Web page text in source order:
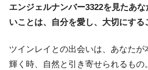
エンジェルナンバー3322を見たあ
いことは、自分を愛し、大切にする
ツインレイとの出会いは、あなたが
輝く時、自然と引き寄せられるもの。